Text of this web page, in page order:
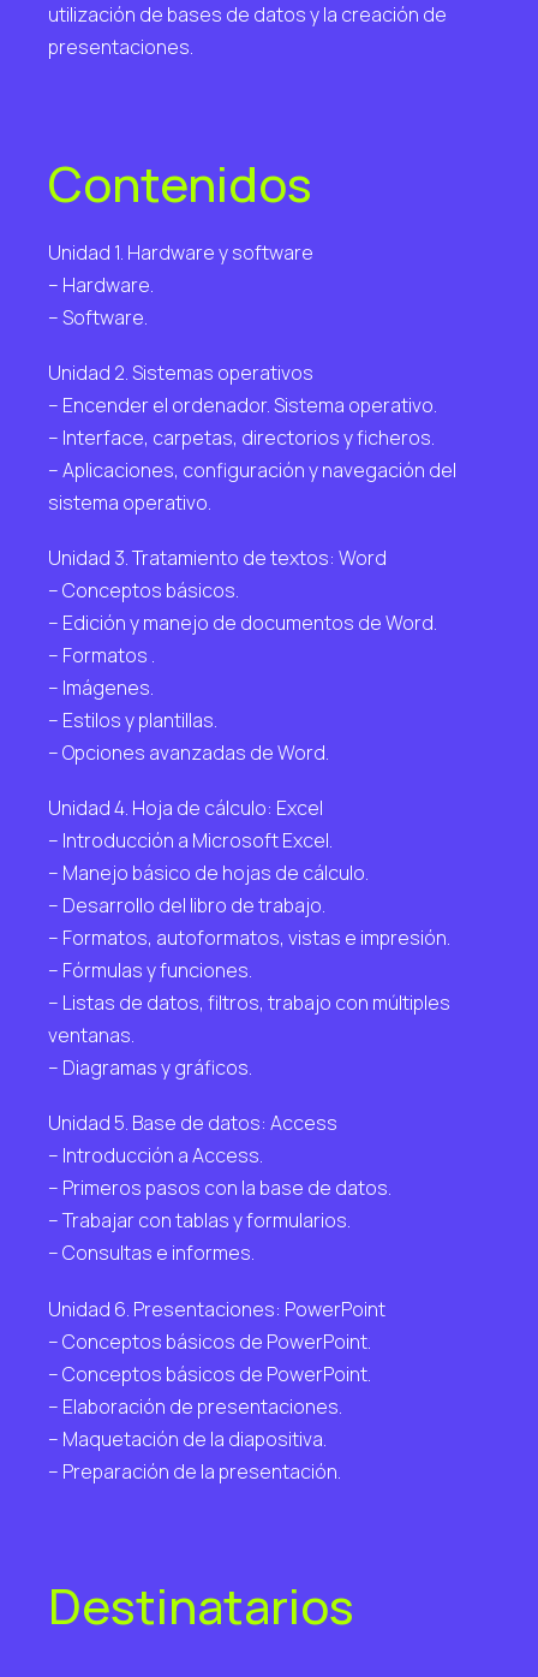
utilización de bases de datos y la creación de
presentaciones.
Contenidos
Unidad 1. Hardware y software
– Hardware.
– Software.
Unidad 2. Sistemas operativos
– Encender el ordenador. Sistema operativo.
– Interface, carpetas, directorios y ficheros.
– Aplicaciones, configuración y navegación del
sistema operativo.
Unidad 3. Tratamiento de textos: Word
– Conceptos básicos.
– Edición y manejo de documentos de Word.
– Formatos .
– Imágenes.
– Estilos y plantillas.
– Opciones avanzadas de Word.
Unidad 4. Hoja de cálculo: Excel
– Introducción a Microsoft Excel.
– Manejo básico de hojas de cálculo.
– Desarrollo del libro de trabajo.
– Formatos, autoformatos, vistas e impresión.
– Fórmulas y funciones.
– Listas de datos, filtros, trabajo con múltiples
ventanas.
– Diagramas y gráficos.
Unidad 5. Base de datos: Access
– Introducción a Access.
– Primeros pasos con la base de datos.
– Trabajar con tablas y formularios.
– Consultas e informes.
Unidad 6. Presentaciones: PowerPoint
– Conceptos básicos de PowerPoint.
– Conceptos básicos de PowerPoint.
– Elaboración de presentaciones.
– Maquetación de la diapositiva.
– Preparación de la presentación.
Destinatarios